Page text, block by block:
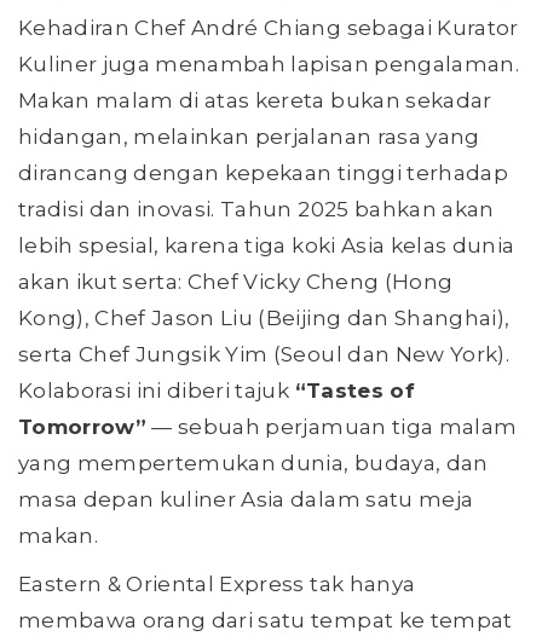
Kehadiran Chef André Chiang sebagai Kurator
Kuliner juga menambah lapisan pengalaman.
Makan malam di atas kereta bukan sekadar
hidangan, melainkan perjalanan rasa yang
dirancang dengan kepekaan tinggi terhadap
tradisi dan inovasi. Tahun 2025 bahkan akan
lebih spesial, karena tiga koki Asia kelas dunia
akan ikut serta: Chef Vicky Cheng (Hong
Kong), Chef Jason Liu (Beijing dan Shanghai),
serta Chef Jungsik Yim (Seoul dan New York).
Kolaborasi ini diberi tajuk “Tastes of
Tomorrow” — sebuah perjamuan tiga malam
yang mempertemukan dunia, budaya, dan
masa depan kuliner Asia dalam satu meja
makan.
Eastern & Oriental Express tak hanya
membawa orang dari satu tempat ke tempat